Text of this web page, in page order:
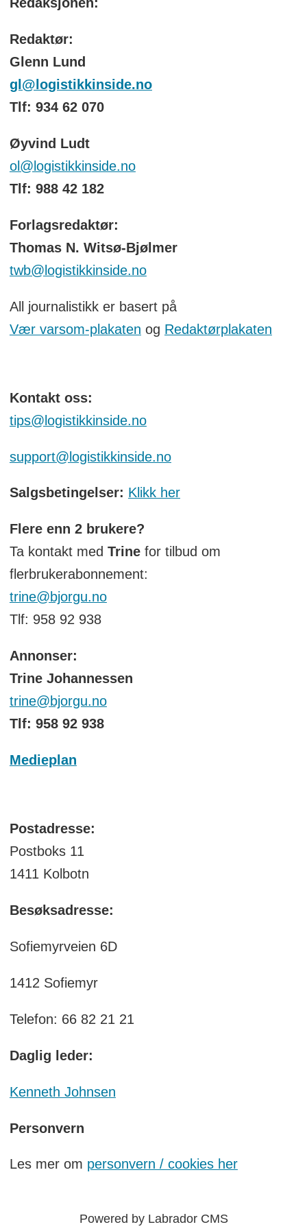
Redaktør:
Glenn Lund
gl@logistikkinside.no
Tlf: 934 62 070
Øyvind Ludt
ol@logistikkinside.no
Tlf: 988 42 182
Forlagsredaktør:
Thomas N. Witsø-Bjølmer
twb@logistikkinside.no
All journalistikk er basert på
Vær varsom-plakaten og Redaktørplakaten
Kontakt oss:
tips@logistikkinside.no
support@logistikkinside.no
Salgsbetingelser: Klikk her
Flere enn 2 brukere?
Ta kontakt med Trinefor tilbud om
flerbrukerabonnement:
trine@bjorgu.no
Tlf: 958 92 938
Annonser:
Trine Johannessen
trine@bjorgu.no
Tlf: 958 92 938
Medieplan
Postadresse:
Postboks 11
1411 Kolbotn
Besøksadresse:
Sofiemyrveien 6D
1412 Sofiemyr
Telefon: 66 82 21 21
Daglig leder:
Kenneth Johnsen
Personvern
Les mer om personvern / cookies her
Powered by Labrador CMS